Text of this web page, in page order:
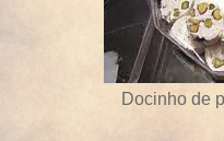
Docinho de